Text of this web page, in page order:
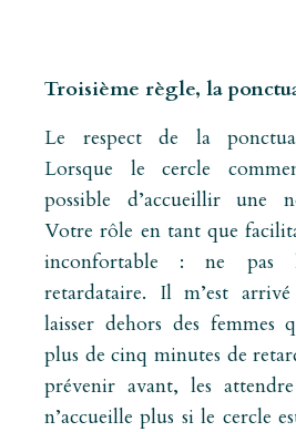
Troisième règle, la
Le respect de la
Lorsque le cercle
possible d’accueillir une
Votre rôle en tant que
inconfortable : ne pas
retardataire. Il m’est
laisser dehors des femmes
plus de cinq minutes de
prévenir avant, les
n’accueille plus si le cercle